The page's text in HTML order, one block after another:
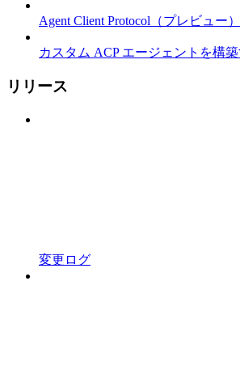
Agent Client Protocol（プレビュー）
カスタム ACP エージェントを構築
リリース
変更ログ